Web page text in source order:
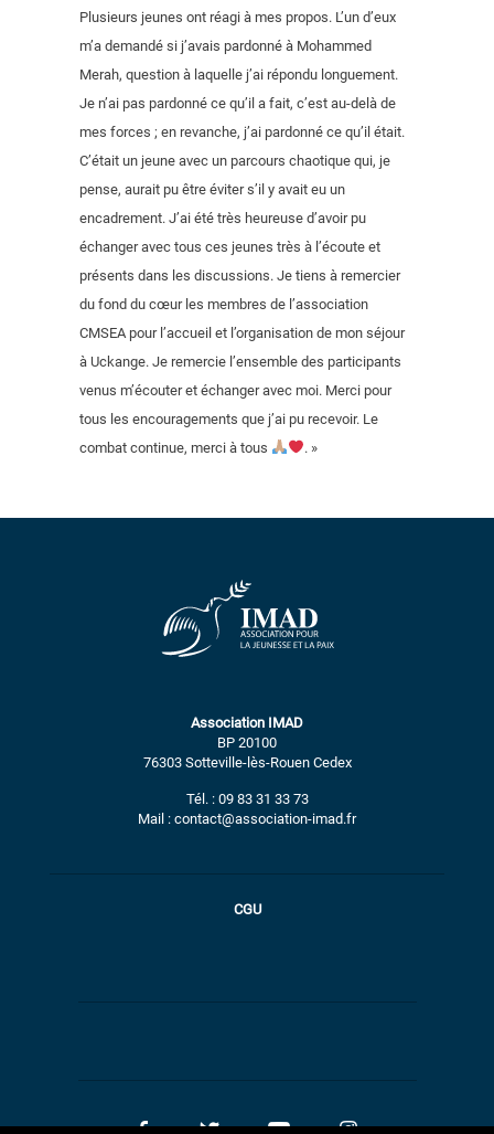
Plusieurs jeunes ont réagi à mes propos. L’un d’eux
m’a demandé si j’avais pardonné à Mohammed
Merah, question à laquelle j’ai répondu longuement.
Je n’ai pas pardonné ce qu’il a fait, c’est au-delà de
mes forces ; en revanche, j’ai pardonné ce qu’il était.
C’était un jeune avec un parcours chaotique qui, je
pense, aurait pu être éviter s’il y avait eu un
encadrement. J’ai été très heureuse d’avoir pu
échanger avec tous ces jeunes très à l’écoute et
présents dans les discussions. Je tiens à remercier
du fond du cœur les membres de l’association
CMSEA pour l’accueil et l’organisation de mon séjour
à Uckange. Je remercie l’ensemble des participants
venus m’écouter et échanger avec moi. Merci pour
tous les encouragements que j’ai pu recevoir. Le
combat continue, merci à tous
. »
Association IMAD
BP 20100
76303 Sotteville-lès-Rouen Cedex
Tél. : 09 83 31 33 73
Mail : contact@association-imad.fr
CGU